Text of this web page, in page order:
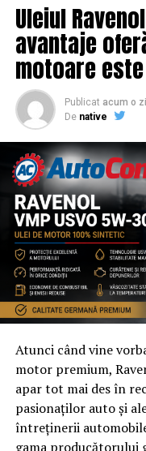
Uleiul
avantaje
motoare
Publicat acum o zi
De native
Atunci când vine
motor premium,
apar tot mai des în
pasionaților auto și
întreținerii
gama producătorului